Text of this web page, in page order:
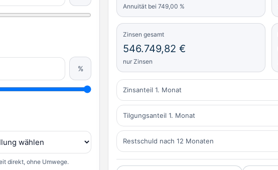
%
direkt, ohne Umwege.
Annuität bei 749,00 %
Zinsen gesamt
546.749,82 €
nur Zinsen
Zinsanteil 1. Monat
Tilgungsanteil 1. Monat
Restschuld nach 12 Monaten